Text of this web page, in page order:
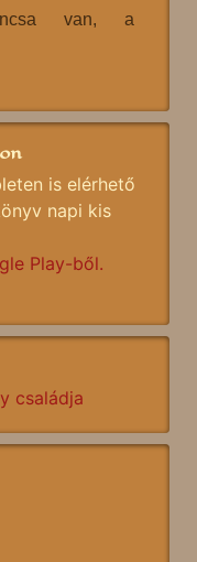
van, a
is elérhető
napi kis
Play-ből.
családja